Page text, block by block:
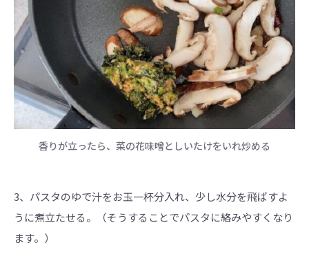
香りが立ったら、菜の花味噌としいたけをいれ炒める
3、パスタのゆで汁をお玉一杯分入れ、少し水分を飛ばすよ
うに煮立たせる。（そうすることでパスタに絡みやすくなり
ます。）